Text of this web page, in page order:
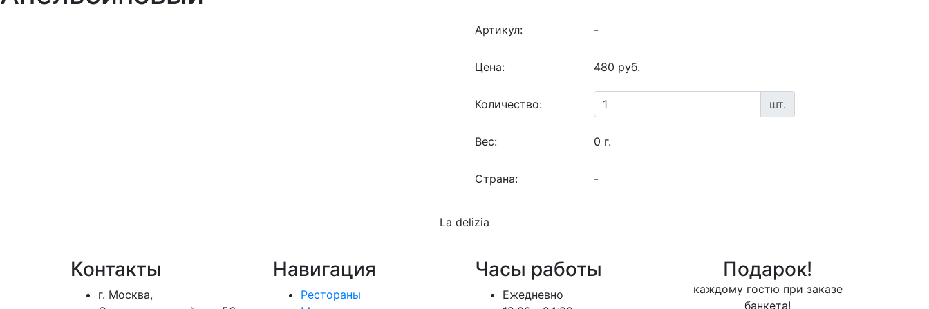
Артикул: -
Цена: 480 руб.
Количество: шт.
Вес: 0 г.
Страна: -
La delizia
Контакты
г. Москва,
Навигация
Рестораны
Часы работы
Ежедневно
Подарок!
каждому гостю при заказе
банкета!